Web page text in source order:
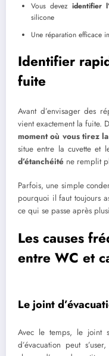
Vous devez identifier
silicone
Une réparation efficace
Identifier
fuite
Avant d’envisager des
vient exactement la fuite.
moment où vous tirez
situe entre la cuvette et
d’étanchéité ne remplit
Parfois, une simple
pourquoi il faut toujours
ce qui se passe après
Les causes
entre WC et
Le joint
Avec le temps, le joint
d’évacuation peut